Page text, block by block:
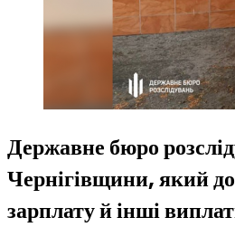
Державне бюро
Чернігівщини, який
зарплату й інші